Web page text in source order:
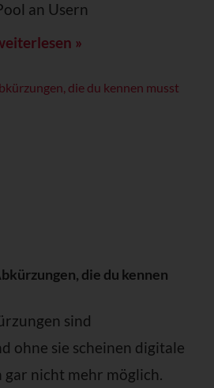
an Usern
»
die du kennen
sind
ohne sie scheinen digitale
gar nicht mehr möglich.